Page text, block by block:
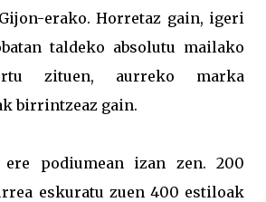
erako. Horretaz gain, igeri
taldeko absolutu mailako
zituen, aurreko marka
birrintzeaz gain.
podiumean izan zen. 200
eskuratu zuen 400 estiloak